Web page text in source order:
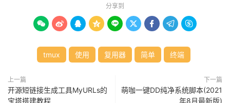
分享到
        
tmux 使用 复用器 简单 终端
上一篇
开源短链接生成工具MyURLs的
宝塔搭建教程
下一篇
萌咖一键DD纯净系统脚本(2021
年8月最新版)